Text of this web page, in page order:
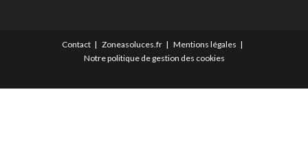
Contact Zoneasoluces.fr
Mentions légales
Notre politique de gestion des cookies